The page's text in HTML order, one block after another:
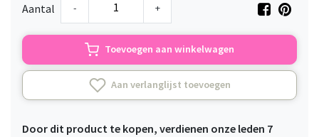
Aantal - +
Toevoegen aan winkelwagen
Aan verlanglijst toevoegen
Door dit product te kopen, verdienen onze leden 7